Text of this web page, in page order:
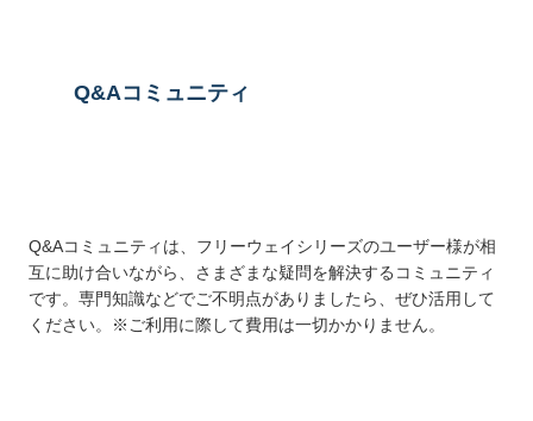
Q&Aコミュニティ
Q&Aコミュニティは、フリーウェイシリーズのユーザー様が相
互に助け合いながら、さまざまな疑問を解決するコミュニティ
です。専門知識などでご不明点がありましたら、ぜひ活用して
ください。※ご利用に際して費用は一切かかりません。